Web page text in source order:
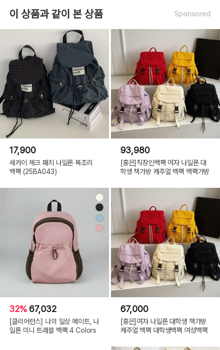
이 상품과 같이 본 상품 Sponsored
17,900
세카이 체크 패치 나일론 복조리
백팩 (25BA043)
93,980
[홍은]직장인백팩 여자 나일론 대
학생 책가방 캐주얼 백팩 백팩가방
32% 67,032
[클리어런스] 나의 일상 메이트, 나
일론 미니 트래블 백팩 4 Colors
67,000
[홍은]여자 나일론 대학생 책가방
캐주얼 백팩 대학생백팩 여성백팩